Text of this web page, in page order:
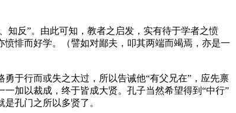
知反”。由此可知，教者之启发，实有待于学者之愤
愤悱而好学。（譬如对鄙夫，叩其两端而竭焉，亦是一
于行而或失之太过，所以告诫他“有父兄在”，应先禀
加以裁成，终于皆成大贤。孔子当然希望得到“中行”
孔门之所以多贤了。